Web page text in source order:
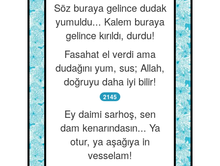
Söz buraya gelince dudak
yumuldu... Kalem buraya
gelince kırıldı, durdu!
Fasahat el verdi ama
dudağını yum, sus; Allah,
doğruyu daha iyi bilir!
2145
Ey daimi sarhoş, sen
dam kenarındasın... Ya
otur, ya aşağıya in
vesselam!